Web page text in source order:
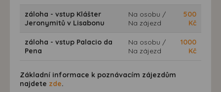
záloha - vstup Klášter
Jeronymitů v Lisabonu
Na osobu /
Na zájezd
500
Kč
záloha - vstup Palacio da
Pena
Na osobu /
Na zájezd
1000
Kč
Základní informace k poznávacím zájezdům
najdete zde.